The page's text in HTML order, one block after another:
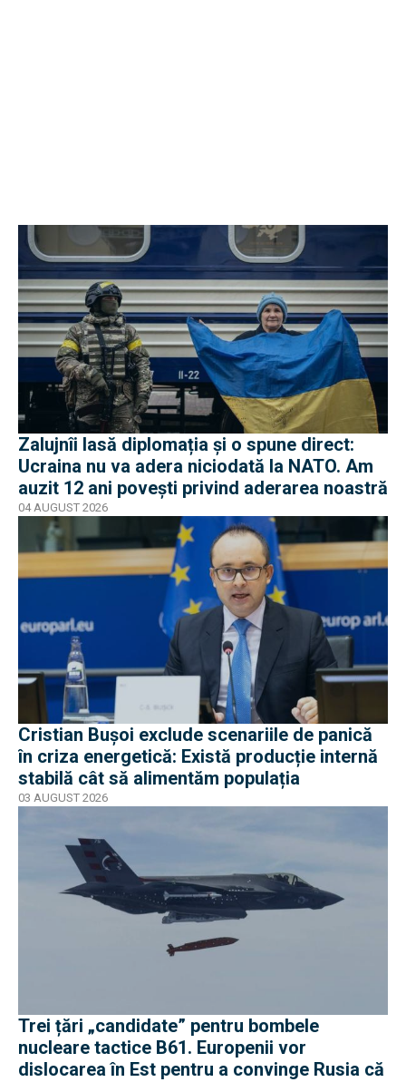
Zalujnîi lasă diplomația și o spune direct:
Ucraina nu va adera niciodată la NATO. Am
auzit 12 ani povești privind aderarea noastră
04 AUGUST 2026
Cristian Bușoi exclude scenariile de panică
în criza energetică: Există producție internă
stabilă cât să alimentăm populația
03 AUGUST 2026
Trei țări „candidate” pentru bombele
nucleare tactice B61. Europenii vor
dislocarea în Est pentru a convinge Rusia că